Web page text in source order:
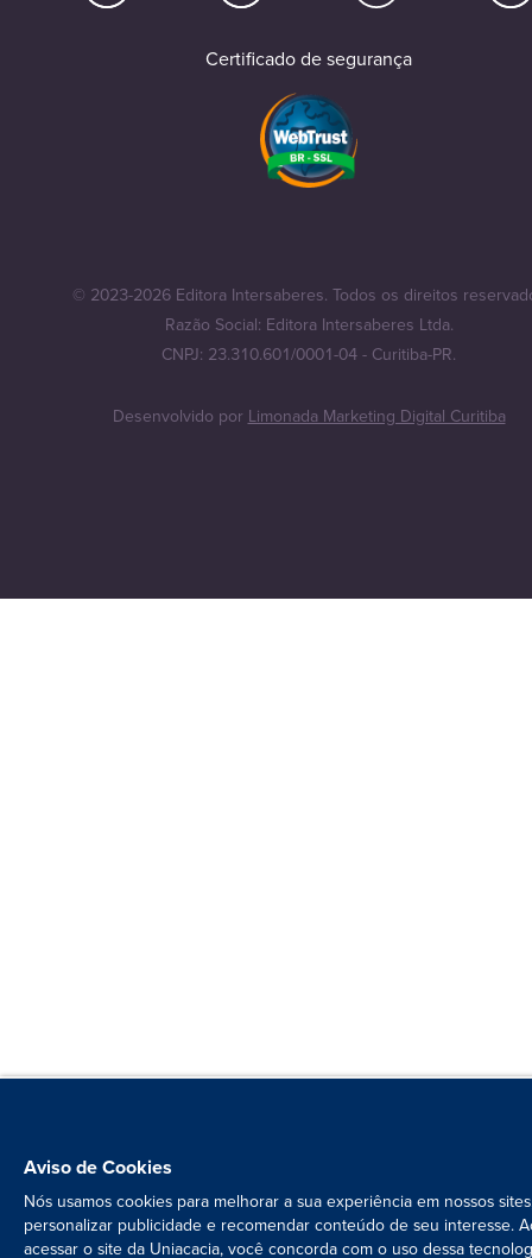
Certificado de segurança
© 2023-2026 Editora Intersaberes. Todos os direitos
Razão Social: Editora Intersaberes Ltda.
CNPJ: 23.310.601/0001-04 - Curitiba-PR.
Desenvolvido por Limonada Marketing Digital Curitiba
Aviso de Cookies
Nós usamos cookies para melhorar a sua experiência em nossos
personalizar publicidade e recomendar conteúdo de seu interesse.
acessar o site da Uniacacia, você concorda com o uso dessa